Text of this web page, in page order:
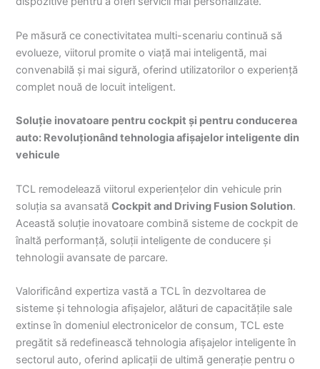
Pe măsură ce conectivitatea multi-scenariu continuă să
evolueze, viitorul promite o viață mai inteligentă, mai
convenabilă și mai sigură, oferind utilizatorilor o experiență
complet nouă de locuit inteligent.
Soluție inovatoare pentru cockpitși pentru conducerea
auto: Revoluționând tehnologia afișajelor inteligente din
vehicule
TCL remodelează viitorul experiențelor din vehicule prin
soluția sa avansatăCockpit and Driving Fusion Solution.
Această soluție inovatoare combină sisteme de cockpit de
înaltă performanță, soluții inteligente de conducere și
tehnologii avansate de parcare.
Valorificând expertiza vastă a TCL în dezvoltarea de
sisteme și tehnologia afișajelor, alături de capacitățile sale
extinse în domeniul electronicelor de consum, TCL este
pregătit să redefinească tehnologia afișajelor inteligente în
sectorul auto, oferind aplicații de ultimă generație pentru o